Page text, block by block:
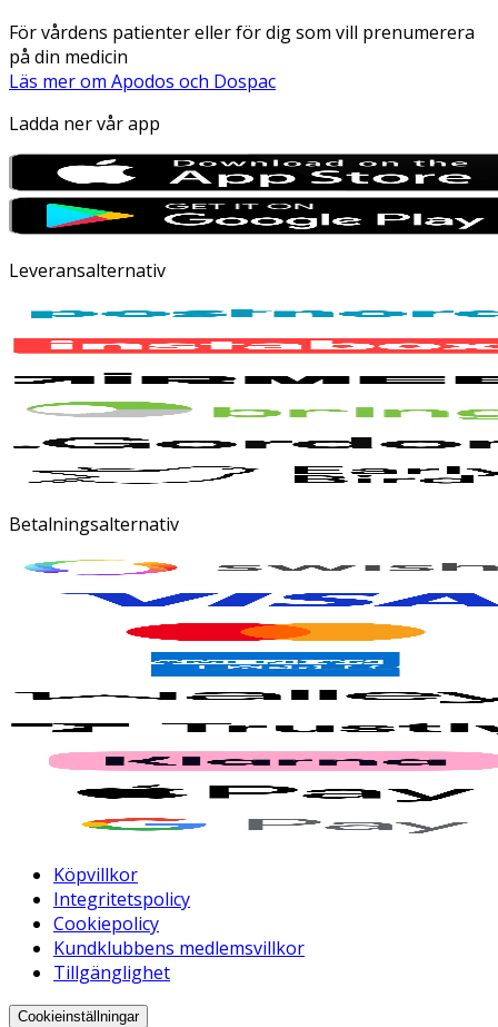
För vårdens patienter eller för dig som vill prenumerera
på din medicin
Läs mer om Apodos och Dospac
Ladda ner vår app
Leveransalternativ
Betalningsalternativ
Köpvillkor
Integritetspolicy
Cookiepolicy
Kundklubbens medlemsvillkor
Tillgänglighet
Cookieinställningar